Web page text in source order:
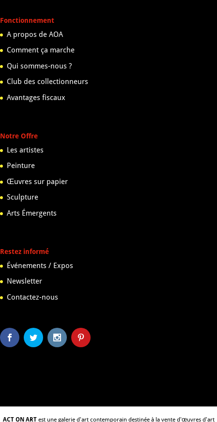
Fonctionnement
A propos de AOA
Comment ça marche
Qui sommes-nous ?
Club des collectionneurs
Avantages fiscaux
Notre Offre
Les artistes
Peinture
Œuvres sur papier
Sculpture
Arts Émergents
Restez informé
Événements / Expos
Newsletter
Contactez-nous
ACT ON ARTest une galerie d'art contemporain destinée à la vente d'œuvres d'art